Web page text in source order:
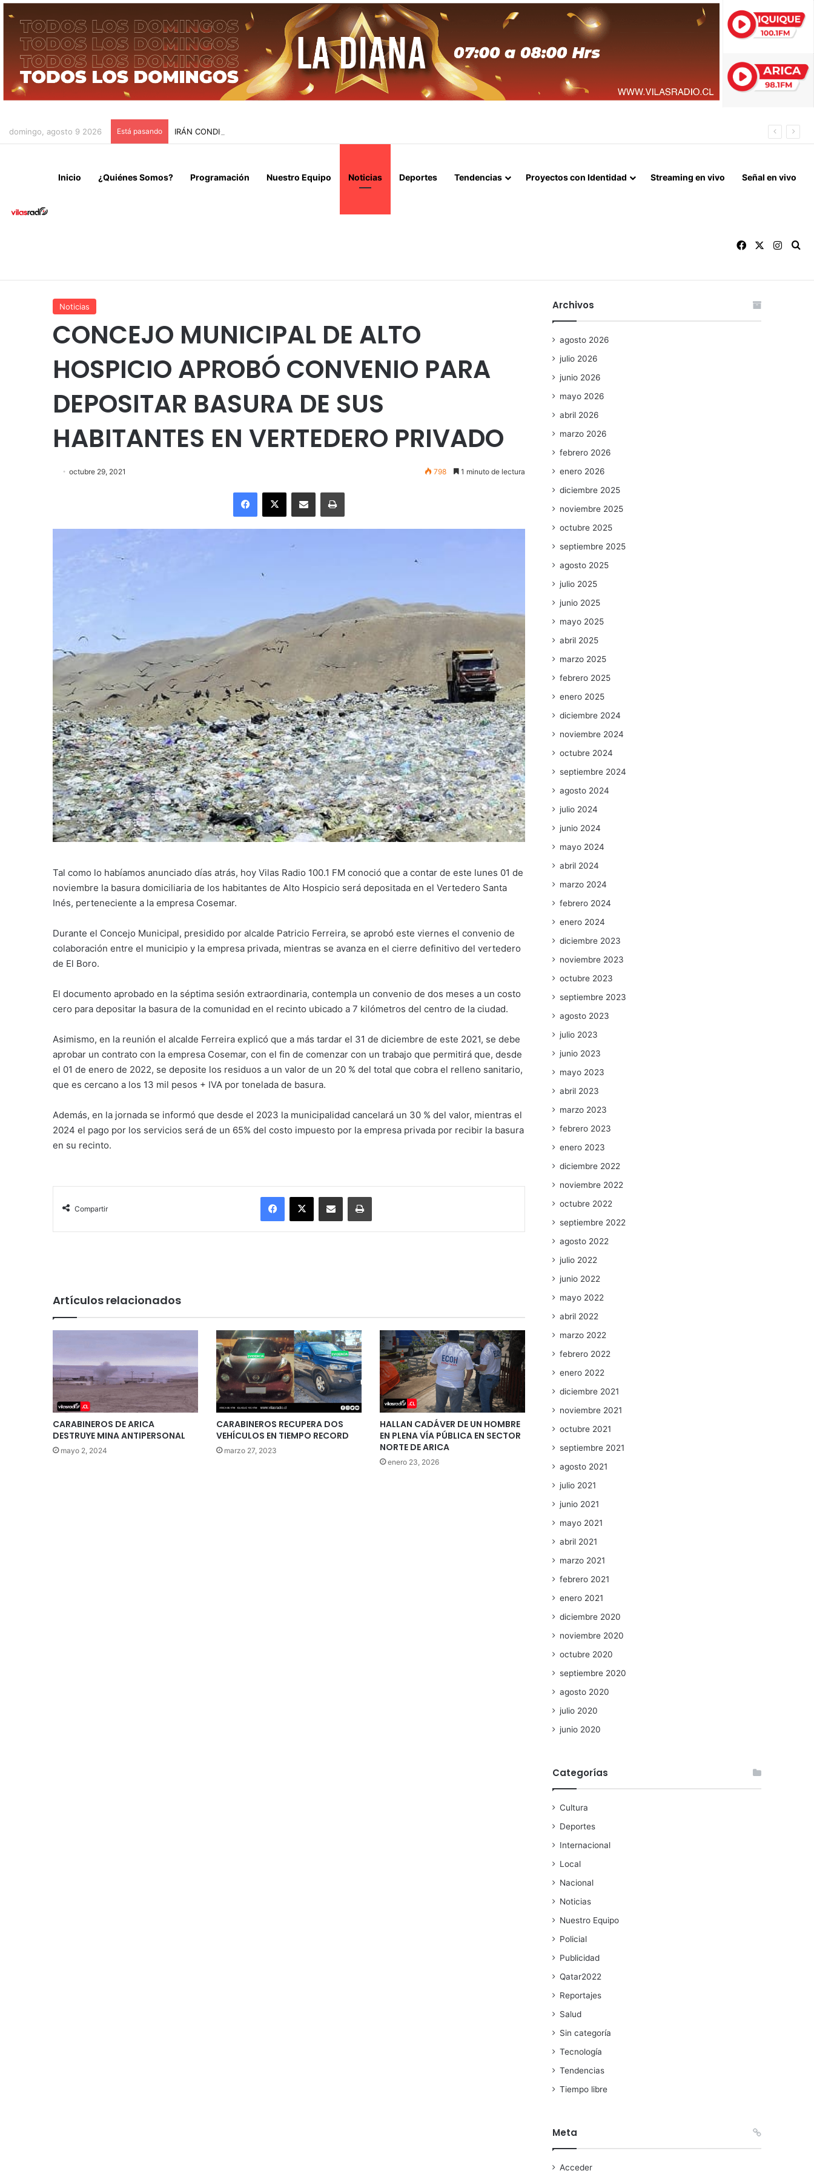
domingo, agosto 9 2026 Está pasando IRÁN CONDICIONA LA REAPERTURA DEL ESTRECHO DE ORMUZ Y EXIGE A ESTADOS UNIDOS EL FIN DEL BLOQUEO Y REPARACIONES DE GUERRA
Inicio ¿Quiénes Somos? Programación Nuestro Equipo Noticias Deportes Tendencias Proyectos con Identidad Streaming en vivo Señal en vivo
Facebook
Noticias
CONCEJO MUNICIPAL DE ALTO
HOSPICIO APROBÓ CONVENIO PARA
DEPOSITAR BASURA DE SUS
HABITANTES EN VERTEDERO PRIVADO
octubre 29, 2021 798 1 minuto de lectura
Facebook
X Enviar vía email Imprimir
Tal como lo habíamos anunciado días atrás, hoy Vilas Radio 100.1 FM conoció que a contar de este lunes 01 de
noviembre la basura domiciliaria de los habitantes de Alto Hospicio será depositada en el Vertedero Santa
Inés, perteneciente a la empresa Cosemar.
Durante el Concejo Municipal, presidido por alcalde Patricio Ferreira, se aprobó este viernes el convenio de
colaboración entre el municipio y la empresa privada, mientras se avanza en el cierre definitivo del vertedero
de El Boro.
El documento aprobado en la séptima sesión extraordinaria, contempla un convenio de dos meses a un costo
cero para depositar la basura de la comunidad en el recinto ubicado a 7 kilómetros del centro de la ciudad.
Asimismo, en la reunión el alcalde Ferreira explicó que a más tardar el 31 de diciembre de este 2021, se debe
aprobar un contrato con la empresa Cosemar, con el fin de comenzar con un trabajo que permitirá que, desde
el 01 de enero de 2022, se deposite los residuos a un valor de un 20 % del total que cobra el relleno sanitario,
que es cercano a los 13 mil pesos + IVA por tonelada de basura.
Además, en la jornada se informó que desde el 2023 la municipalidad cancelará un 30 % del valor, mientras el
2024 el pago por los servicios será de un 65% del costo impuesto por la empresa privada por recibir la basura
en su recinto.
Compartir
Facebook
X Enviar vía email Imprimir
Artículos relacionados
CARABINEROS DE ARICA
DESTRUYE MINA ANTIPERSONAL
mayo 2, 2024
CARABINEROS RECUPERA DOS
VEHÍCULOS EN TIEMPO RECORD
marzo 27, 2023
HALLAN CADÁVER DE UN HOMBRE
EN PLENA VÍA PÚBLICA EN SECTOR
NORTE DE ARICA
enero 23, 2026
Archivos
agosto 2026
julio 2026
junio 2026
mayo 2026
abril 2026
marzo 2026
febrero 2026
enero 2026
diciembre 2025
noviembre 2025
octubre 2025
septiembre 2025
agosto 2025
julio 2025
junio 2025
mayo 2025
abril 2025
marzo 2025
febrero 2025
enero 2025
diciembre 2024
noviembre 2024
octubre 2024
septiembre 2024
agosto 2024
julio 2024
junio 2024
mayo 2024
abril 2024
marzo 2024
febrero 2024
enero 2024
diciembre 2023
noviembre 2023
octubre 2023
septiembre 2023
agosto 2023
julio 2023
junio 2023
mayo 2023
abril 2023
marzo 2023
febrero 2023
enero 2023
diciembre 2022
noviembre 2022
octubre 2022
septiembre 2022
agosto 2022
julio 2022
junio 2022
mayo 2022
abril 2022
marzo 2022
febrero 2022
enero 2022
diciembre 2021
noviembre 2021
octubre 2021
septiembre 2021
agosto 2021
julio 2021
junio 2021
mayo 2021
abril 2021
marzo 2021
febrero 2021
enero 2021
diciembre 2020
noviembre 2020
octubre 2020
septiembre 2020
agosto 2020
julio 2020
junio 2020
Categorías
Cultura
Deportes
Internacional
Local
Nacional
Noticias
Nuestro Equipo
Policial
Publicidad
Qatar2022
Reportajes
Salud
Sin categoría
Tecnología
Tendencias
Tiempo libre
Meta
Acceder